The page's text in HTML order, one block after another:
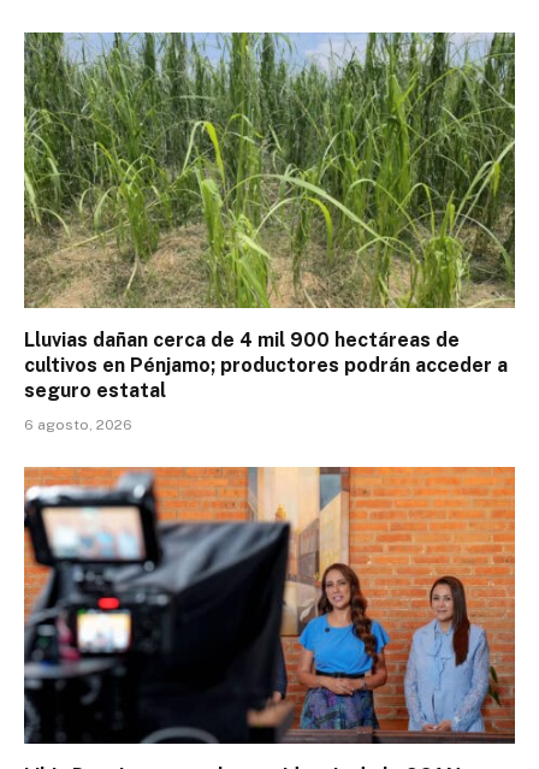
Lluvias dañan cerca de 4 mil 900 hectáreas de
cultivos en Pénjamo; productores podrán acceder a
seguro estatal
6 agosto, 2026